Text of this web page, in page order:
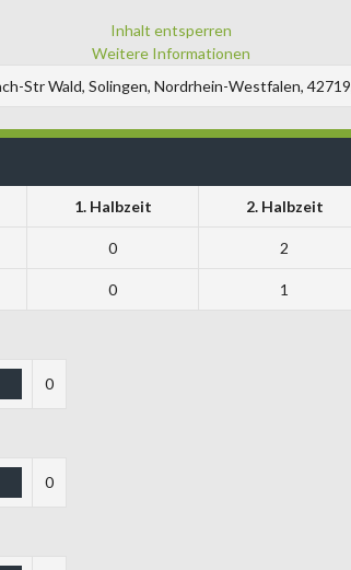
Inhalt entsperren
Weitere Informationen
Str Wald, Solingen, Nordrhein-Westfalen,
1. Halbzeit 2. Halbzeit
0 2
0 1
0
0